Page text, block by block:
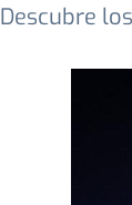
Descubre